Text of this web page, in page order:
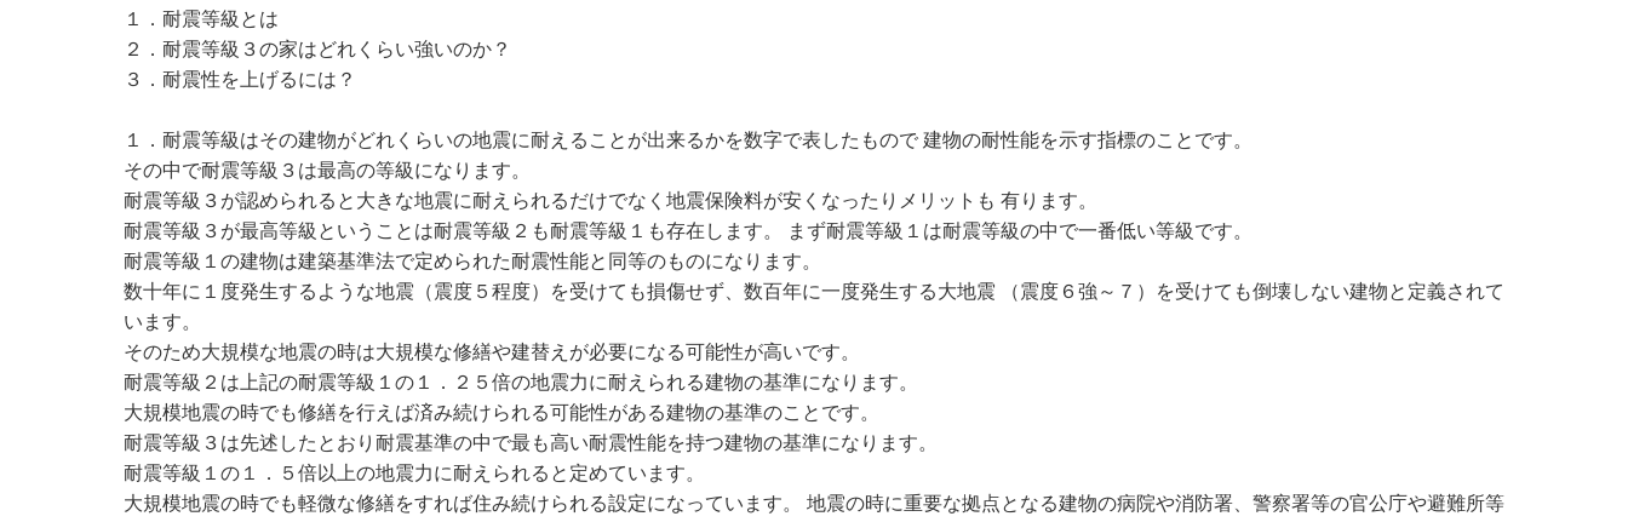
１．耐震等級とは
２．耐震等級３の家はどれくらい強いのか？
３．耐震性を上げるには？
１．耐震等級はその建物がどれくらいの地震に耐えることが出来るかを数字で表したもので 建物の耐性能を示す指標のことです。
その中で耐震等級３は最高の等級になります。
耐震等級３が認められると大きな地震に耐えられるだけでなく地震保険料が安くなったりメリットも 有ります。
耐震等級３が最高等級ということは耐震等級２も耐震等級１も存在します。 まず耐震等級１は耐震等級の中で一番低い等級です。
耐震等級１の建物は建築基準法で定められた耐震性能と同等のものになります。
数十年に１度発生するような地震（震度５程度）を受けても損傷せず、数百年に一度発生する大地震 （震度６強～７）を受けても倒壊しない建物と定義されて
います。
そのため大規模な地震の時は大規模な修繕や建替えが必要になる可能性が高いです。
耐震等級２は上記の耐震等級１の１．２５倍の地震力に耐えられる建物の基準になります。
大規模地震の時でも修繕を行えば済み続けられる可能性がある建物の基準のことです。
耐震等級３は先述したとおり耐震基準の中で最も高い耐震性能を持つ建物の基準になります。
耐震等級１の１．５倍以上の地震力に耐えられると定めています。
大規模地震の時でも軽微な修繕をすれば住み続けられる設定になっています。 地震の時に重要な拠点となる建物の病院や消防署、警察署等の官公庁や避難所等